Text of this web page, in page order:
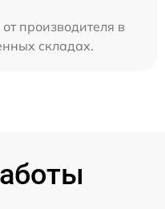
производителя в
складах.